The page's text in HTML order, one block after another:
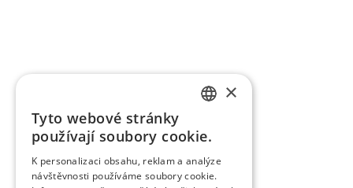
CZECH
×
Tyto webové stránky
používají soubory cookie.
K personalizaci obsahu, reklam a analýze
návštěvnosti používáme soubory cookie.